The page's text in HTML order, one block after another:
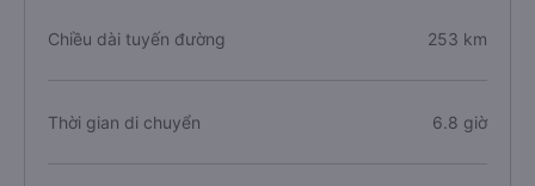
Chiều dài tuyến đường 253 km
Thời gian di chuyển 6.8 giờ